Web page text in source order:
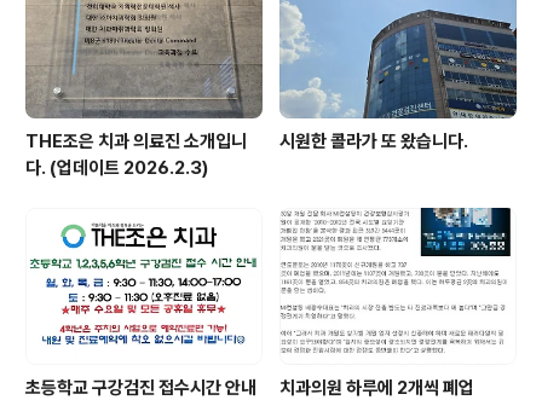
THE조은 치과 의료진 소개입니
다. (업데이트 2026.2.3)
시원한 콜라가 또 왔습니다.
초등학교 구강검진 접수시간 안내
치과의원 하루에 2개씩 폐업